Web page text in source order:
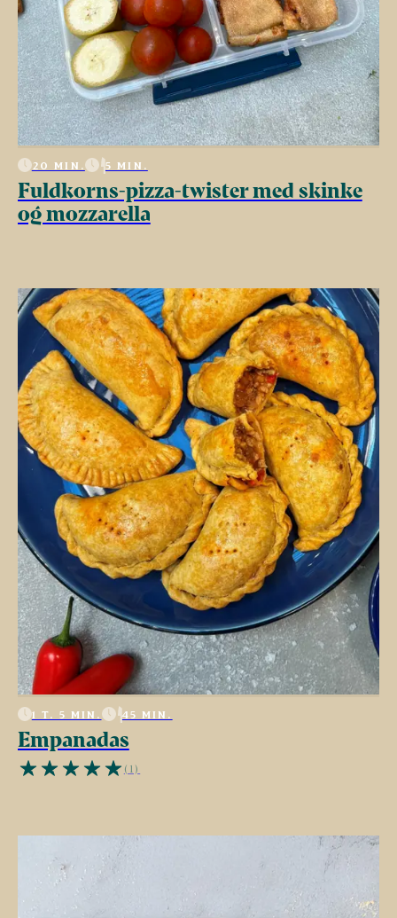
20 MIN. 5 MIN.
Fuldkorns-pizza-twister med skinke
og mozzarella
1 T. 5 MIN. 45 MIN.
Empanadas
(1)